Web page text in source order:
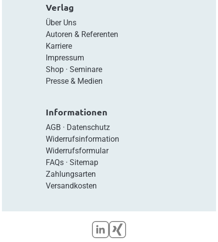
Verlag
Über Uns
Autoren & Referenten
Karriere
Impressum
Shop· Seminare
Presse & Medien
Informationen
AGB · Datenschutz
Widerrufsinformation
Widerrufsformular
FAQs· Sitemap
Zahlungsarten
Versandkosten